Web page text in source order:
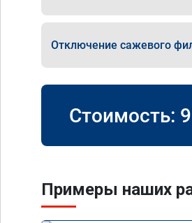
Отключение сажевого
Стоимость:
Примеры наших